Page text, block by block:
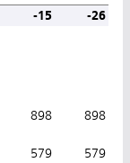
-15 -26
898
898
579
579